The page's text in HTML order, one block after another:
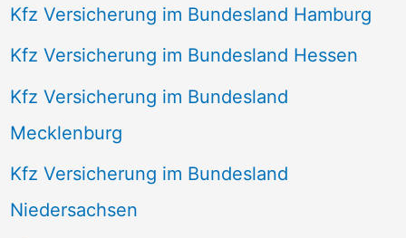
Kfz Versicherung im Bundesland Hamburg
Kfz Versicherung im Bundesland Hessen
Kfz Versicherung im Bundesland
Mecklenburg
Kfz Versicherung im Bundesland
Niedersachsen